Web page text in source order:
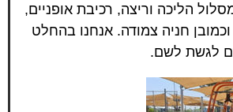
הליכה וריצה, רכיבת אופניים,
וכמובן חניה צמודה. אנחנו בהחלט
לגשת לשם.